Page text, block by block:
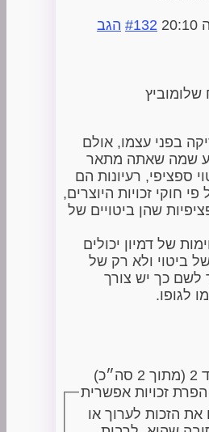
#132 הגב
שלומוביץ
בפני עצמו, אולם
שמה שאתה מתאר
ספציפי, רעיונות הם
חוקי זכויות היוצרים,
שהן ביטויים של
של דמיון יכולים
ביטוי ולא רק של
לשם כך יש צורך
לגופו.
זכויות אפשרית
הזכות לערוך או